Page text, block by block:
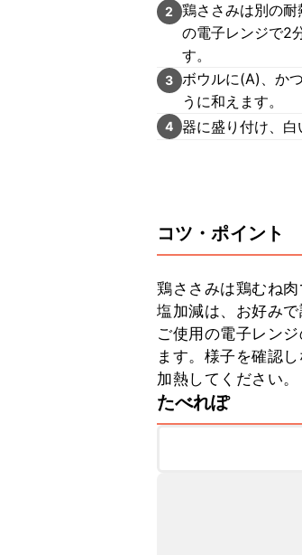
2
鶏ささみは別の
の電子レンジで2
す。
3 ボウルに(A)、か
うに和えます。
4 器に盛り付け、白
コツ・ポイント
鶏ささみは鶏むね肉
塩加減は、お好みで
ご使用の電子レン
ます。様子を確認
加熱してください。
たべれぽ